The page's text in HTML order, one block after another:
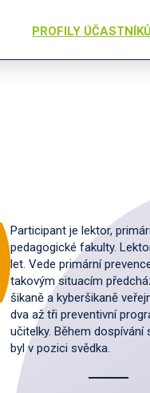
PROFILY ÚČASTNÍKŮ
Participant je lektor,
pedagogické fakulty.
let. Vede primární
takovým situacím
šikaně a kyberšikaně
dva až tři preventivní
učitelky. Během dospívání
byl v pozici svědka.